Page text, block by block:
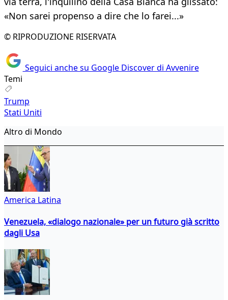
«Non sarei propenso a dire che lo farei...»
© RIPRODUZIONE RISERVATA
Seguici anche su Google Discover di Avvenire
Temi
Trump
Stati Uniti
Altro di Mondo
America Latina
Venezuela, «dialogo nazionale» per un futuro già scritto
dagli Usa